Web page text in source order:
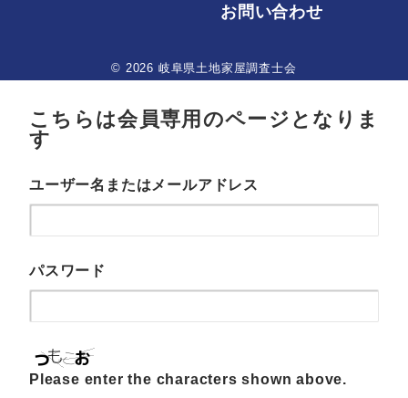
お問い合わせ
© 2026 岐阜県土地家屋調査士会
こちらは会員専用のページとなりま
す
ユーザー名またはメールアドレス
パスワード
Please enter the characters shown above.